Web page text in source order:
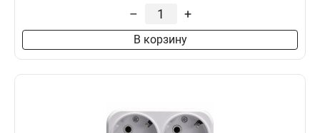
– +
В корзину